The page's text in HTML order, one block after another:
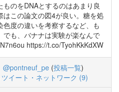
のをDNAとするのはあまり良
はこの論文の図4が良い。糖を処
度の違いを考察するなど、も
でも、バナナは実験が楽なんで
https://t.co/TyohKkKdXW
@pontneuf_pe (投稿一覧)
ツイート・ネットワーク (9)